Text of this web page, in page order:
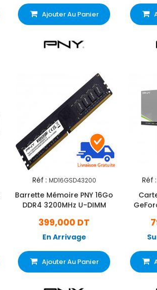
Ajouter Au Panier
Réf : MD16GSD43200
Barrette Mémoire PNY 16Go
DDR4 3200MHz U-DIMM
399,000 DT
En Arrivage
Ajouter Au Panier
Réf :